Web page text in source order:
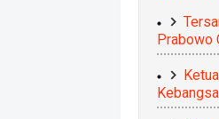
Prabowo